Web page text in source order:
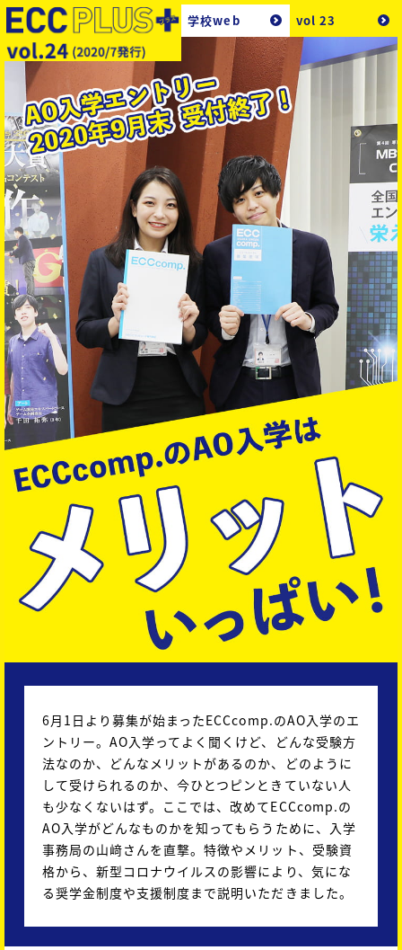
学校web vol 23
6月1日より募集が始まったECCcomp.のAO入学のエ
ントリー。AO入学ってよく聞くけど、どんな受験方
法なのか、どんなメリットがあるのか、どのように
して受けられるのか、今ひとつピンときていない人
も少なくないはず。ここでは、改めてECCcomp.の
AO入学がどんなものかを知ってもらうために、入学
事務局の山﨑さんを直撃。特徴やメリット、受験資
格から、新型コロナウイルスの影響により、気にな
る奨学金制度や支援制度まで説明いただきました。